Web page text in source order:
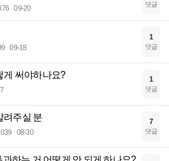
09-20 댓글
09-18
1
댓글
게 써야하나요? 1
댓글
려주실 분
08-30
7
댓글